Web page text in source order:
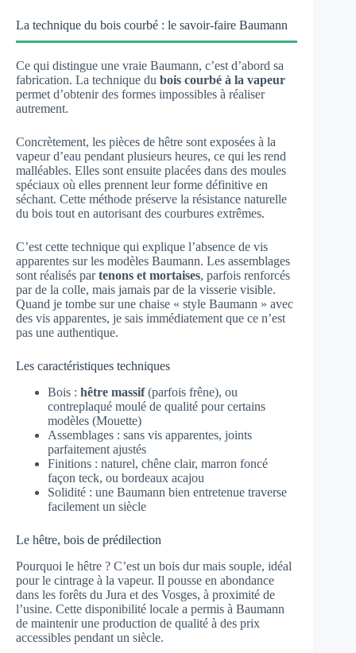
La technique du bois courbé : le savoir-faire Baumann
Ce qui distingue une vraie Baumann, c’est d’abord sa
fabrication. La technique du bois courbé à la vapeur
permet d’obtenir des formes impossibles à réaliser
autrement.
Concrètement, les pièces de hêtre sont exposées à la
vapeur d’eau pendant plusieurs heures, ce qui les rend
malléables. Elles sont ensuite placées dans des moules
spéciaux où elles prennent leur forme définitive en
séchant. Cette méthode préserve la résistance naturelle
du bois tout en autorisant des courbures extrêmes.
C’est cette technique qui explique l’absence de vis
apparentes sur les modèles Baumann. Les assemblages
sont réalisés partenons et mortaises, parfois renforcés
par de la colle, mais jamais par de la visserie visible.
Quand je tombe sur une chaise « style Baumann » avec
des vis apparentes, je sais immédiatement que ce n’est
pas une authentique.
Les caractéristiques techniques
Bois : hêtre massif(parfois frêne), ou
contreplaqué moulé de qualité pour certains
modèles (Mouette)
Assemblages : sans vis apparentes, joints
parfaitement ajustés
Finitions : naturel, chêne clair, marron foncé
façon teck, ou bordeaux acajou
Solidité : une Baumann bien entretenue traverse
facilement un siècle
Le hêtre, bois de prédilection
Pourquoi le hêtre ? C’est un bois dur mais souple, idéal
pour le cintrage à la vapeur. Il pousse en abondance
dans les forêts du Jura et des Vosges, à proximité de
l’usine. Cette disponibilité locale a permis à Baumann
de maintenir une production de qualité à des prix
accessibles pendant un siècle.